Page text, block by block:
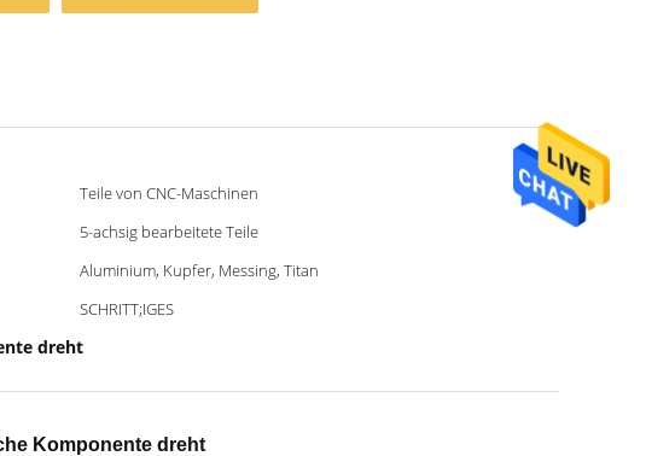
Teile von CNC-Maschinen
5-achsig bearbeitete Teile
Aluminium, Kupfer, Messing, Titan
SCHRITT;IGES
dreht
Komponente dreht